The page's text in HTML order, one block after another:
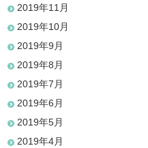
2019年11月
2019年10月
2019年9月
2019年8月
2019年7月
2019年6月
2019年5月
2019年4月